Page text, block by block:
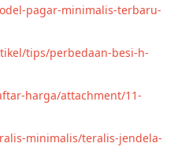
pagar-minimalis-terbaru-
tips/perbedaan-besi-h-
harga/attachment/11-
minimalis/teralis-jendela-